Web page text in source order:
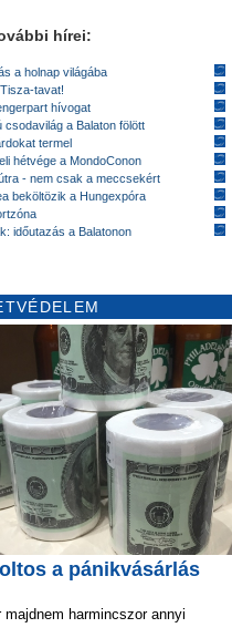
hírei:
a holnap világába
tavat!
hívogat
csodavilág a Balaton fölött
termel
hétvége a MondoConon
- nem csak a meccsekért
beköltözik a Hungexpóra
időutazás a Balatonon
a pánikvásárlás
majdnem harmincszor annyi